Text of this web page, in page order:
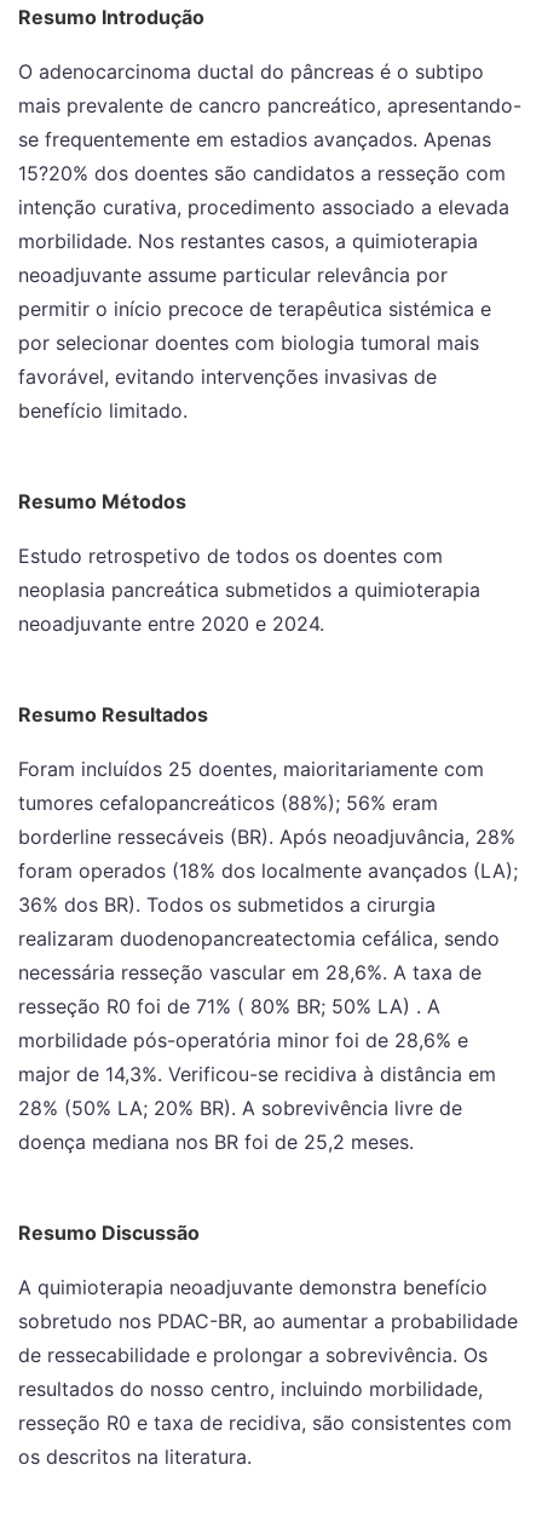
Resumo Introdução
O adenocarcinoma ductal do pâncreas é o subtipo
mais prevalente de cancro pancreático, apresentando-
se frequentemente em estadios avançados. Apenas
15?20% dos doentes são candidatos a resseção com
intenção curativa, procedimento associado a elevada
morbilidade. Nos restantes casos, a quimioterapia
neoadjuvante assume particular relevância por
permitir o início precoce de terapêutica sistémica e
por selecionar doentes com biologia tumoral mais
favorável, evitando intervenções invasivas de
benefício limitado.
Resumo Métodos
Estudo retrospetivo de todos os doentes com
neoplasia pancreática submetidos a quimioterapia
neoadjuvante entre 2020 e 2024.
Resumo Resultados
Foram incluídos 25 doentes, maioritariamente com
tumores cefalopancreáticos (88%); 56% eram
borderline ressecáveis (BR). Após neoadjuvância, 28%
foram operados (18% dos localmente avançados (LA);
36% dos BR). Todos os submetidos a cirurgia
realizaram duodenopancreatectomia cefálica, sendo
necessária resseção vascular em 28,6%. A taxa de
resseção R0 foi de 71% ( 80% BR; 50% LA) . A
morbilidade pós-operatória minor foi de 28,6% e
major de 14,3%. Verificou-se recidiva à distância em
28% (50% LA; 20% BR). A sobrevivência livre de
doença mediana nos BR foi de 25,2 meses.
Resumo Discussão
A quimioterapia neoadjuvante demonstra benefício
sobretudo nos PDAC-BR, ao aumentar a probabilidade
de ressecabilidade e prolongar a sobrevivência. Os
resultados do nosso centro, incluindo morbilidade,
resseção R0 e taxa de recidiva, são consistentes com
os descritos na literatura.